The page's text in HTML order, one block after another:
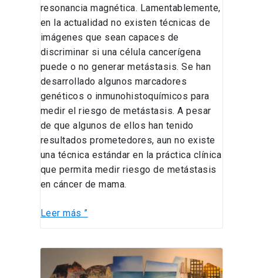
resonancia magnética. Lamentablemente,
en la actualidad no existen técnicas de
imágenes que sean capaces de
discriminar si una célula cancerígena
puede o no generar metástasis. Se han
desarrollado algunos marcadores
genéticos o inmunohistoquímicos para
medir el riesgo de metástasis. A pesar
de que algunos de ellos han tenido
resultados prometedores, aun no existe
una técnica estándar en la práctica clínica
que permita medir riesgo de metástasis
en cáncer de mama.
Leer más ”
Anual